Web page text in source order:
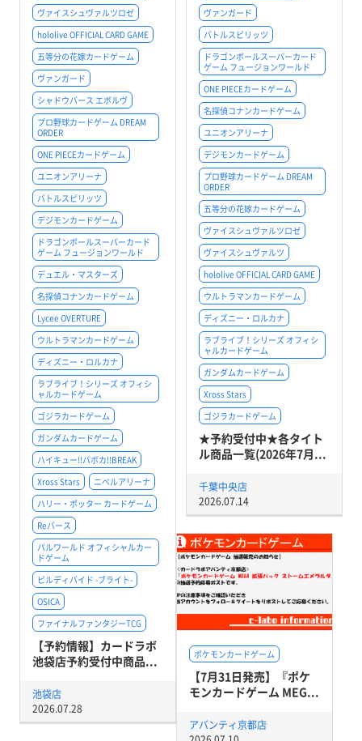
ヴァイスシュヴァルツロゼ
hololive OFFICIAL CARD GAME
五等分の花嫁カードゲーム
ヴァンガード
シャドウバース エボルヴ
プロ野球カードゲーム DREAM
ORDER
ONE PIECEカードゲーム
ユニオンアリーナ
バトルスピリッツ
デジモンカードゲーム
ドラゴンボールスーパーカード
ゲーム フュージョンワールド
デュエル・マスターズ
名探偵コナンカードゲーム
Lycee OVERTURE
ウルトラマンカードゲーム
ディズニー・ロルカナ
ラブライブ！シリーズ オフィシ
ャルカードゲーム
ゴジラカードゲーム
ガンダムカードゲーム
ハイキュー!!バボカ!!BREAK
Xross Stars
ニベルアリーナ
ハリー・ポッター カードゲーム
Reバース
パルワールド オフィシャルカー
ドゲーム
ビルディバイド -ブライト-
OSICA
ファイナルファンタジーTCG
【予約情報】カードラボ
池袋店予約受付中商品...
池袋店
2026.07.28
ヴァンガード
バトルスピリッツ
ドラゴンボールスーパーカード
ゲーム フュージョンワールド
ONE PIECEカードゲーム
名探偵コナンカードゲーム
ユニオンアリーナ
デジモンカードゲーム
プロ野球カードゲーム DREAM
ORDER
五等分の花嫁カードゲーム
ヴァイスシュヴァルツロゼ
ヴァイスシュヴァルツ
hololive OFFICIAL CARD GAME
ウルトラマンカードゲーム
ディズニー・ロルカナ
ラブライブ！シリーズ オフィシ
ャルカードゲーム
ガンダムカードゲーム
Xross Stars
ゴジラカードゲーム
★予約受付中★各タイト
ル商品一覧(2026年7月...
千葉中央店
2026.07.14
ポケモンカードゲーム
【7月31日発売】『ポケ
モンカードゲーム MEG...
アバンティ京都店